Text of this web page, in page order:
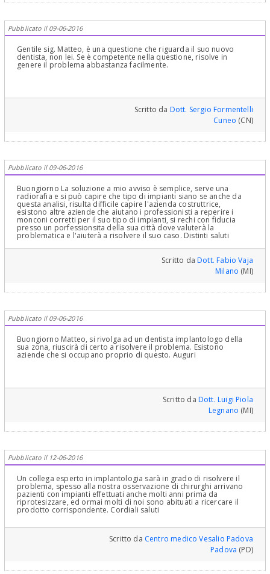
Pubblicato il 09-06-2016
Gentile sig. Matteo, è una questione che riguarda il suo nuovo
dentista, non lei. Se è competente nella questione, risolve in
genere il problema abbastanza facilmente.
Scritto da Dott. Sergio Formentelli
Cuneo (CN)
Pubblicato il 09-06-2016
Buongiorno La soluzione a mio avviso è semplice, serve una
radiorafia e si può capire che tipo di impianti siano se anche da
questa analisi, risulta difficile capire l'azienda costruttrice,
esistono altre aziende che aiutano i professionisti a reperire i
monconi corretti per il suo tipo di impianti, si rechi con fiducia
presso un porfessionsita della sua città dove valuterà la
problematica e l'aiuterà a risolvere il suo caso. Distinti saluti
Scritto daDott. Fabio Vaja
Milano (MI)
Pubblicato il 09-06-2016
Buongiorno Matteo, si rivolga ad un dentista implantologo della
sua zona, riuscirà di certo a risolvere il problema. Esistono
aziende che si occupano proprio di questo. Auguri
Scritto da Dott. Luigi Piola
Legnano (MI)
Pubblicato il 12-06-2016
Un collega esperto in implantologia sarà in grado di risolvere il
problema, spesso alla nostra osservazione di chirurghi arrivano
pazienti con impianti effettuati anche molti anni prima da
riprotesizzare, ed ormai molti di noi sono abituati a ricercare il
prodotto corrispondente. Cordiali saluti
Scritto da Centro medico Vesalio Padova
Padova (PD)